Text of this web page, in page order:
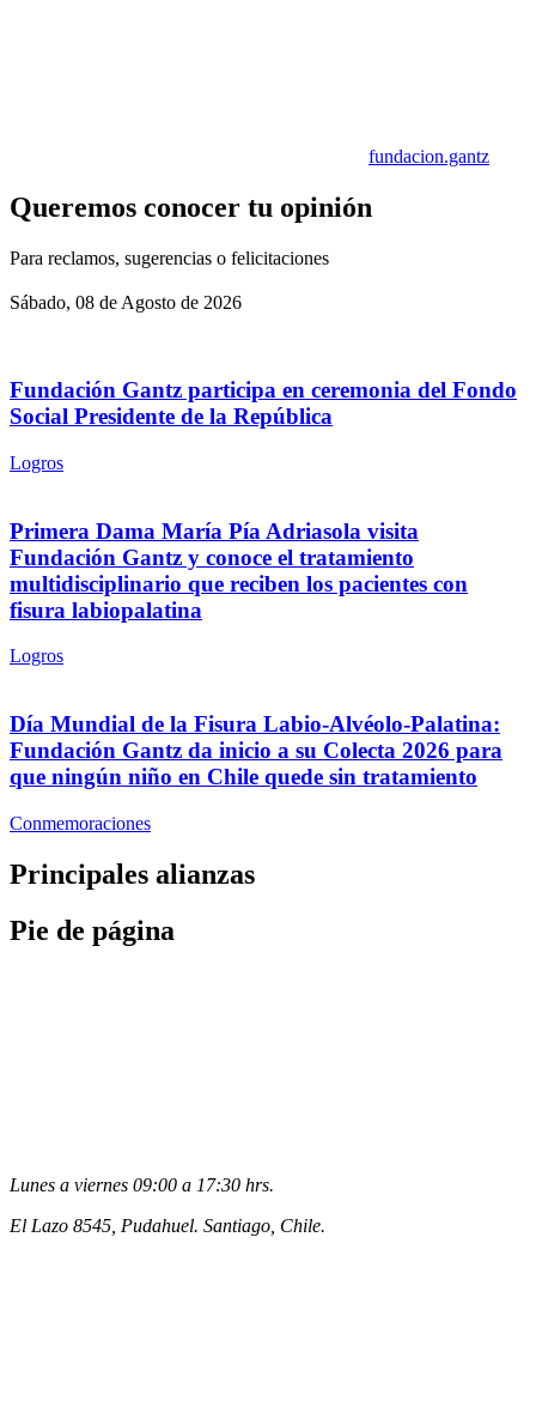
fundacion.gantz
Queremos conocer tu opinión
Para reclamos, sugerencias o felicitaciones
Sábado, 08 de Agosto de 2026
Fundación Gantz participa en ceremonia del Fondo
Social Presidente de la República
Logros
Primera Dama María Pía Adriasola visita
Fundación Gantz y conoce el tratamiento
multidisciplinario que reciben los pacientes con
fisura labiopalatina
Logros
Día Mundial de la Fisura Labio-Alvéolo-Palatina:
Fundación Gantz da inicio a su Colecta 2026 para
que ningún niño en Chile quede sin tratamiento
Conmemoraciones
Principales alianzas
Pie de página
Lunes a viernes 09:00 a 17:30 hrs.
El Lazo 8545, Pudahuel. Santiago, Chile.